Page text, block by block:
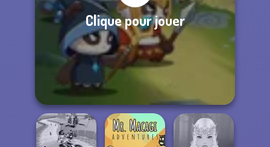
Clique pour jouer